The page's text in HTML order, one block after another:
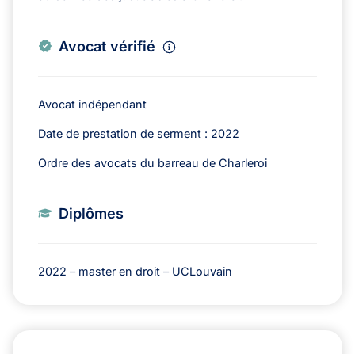
Avocat vérifié
Avocat indépendant
Date de prestation de serment : 2022
Ordre des avocats du barreau de Charleroi
Diplômes
2022 – master en droit – UCLouvain